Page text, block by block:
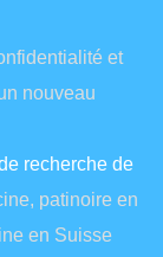
et
nouveau
recherche de
patinoire en
en Suisse